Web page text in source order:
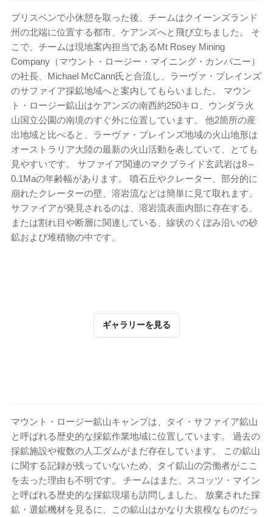
ブリスベンで小休憩を取った後、チームはクイーンズランド
州の北端に位置する都市、ケアンズへと飛び立ちました。 そ
こで、チームは現地案内担当であるMt Rosey Mining
Company（マウント・ロージー・マイニング・カンパニー）
の社長、Michael McCann氏と合流し、ラーヴァ・プレインズ
のサファイア採鉱地域へと案内してもらいました。 マウン
ト・ロージー鉱山はケアンズの南西約250キロ、ウンダラ火
山国立公園の南境のすぐ外に位置しています。 他2箇所の産
出地域と比べると、ラーヴァ・プレインズ地域の火山地形は
オーストラリア大陸の最新の火山活動を表していて、とても
見やすいです。 サファイア関連のマクブライド玄武岩は8～
0.1Maの年齢幅があります。 噴石丘やクレーター、部分的に
崩れたクレーターの壁、溶岩流などは簡単に見て取れます。
サファイアが発見されるのは、溶岩流表面内部に存在する、
または割れ目や断層に関連している、線状のくぼみ沿いの砂
鉱および堆積物の中です。
ギャラリーを見る
マウント・ロージー鉱山キャンプは、タイ・サファイア鉱山
と呼ばれる歴史的な採鉱作業地域に位置しています。 過去の
採鉱施設や複数の人工ダムがまだ存在しています。 この鉱山
に関する記録が残っていないため、タイ鉱山の労働者がここ
を去った理由も不明です。 チームはまた、スコッツ・マイン
と呼ばれる歴史的な採鉱現場も訪問しました。 放棄された採
鉱・選鉱機材を見るに、この鉱山はかなり大規模なものだっ